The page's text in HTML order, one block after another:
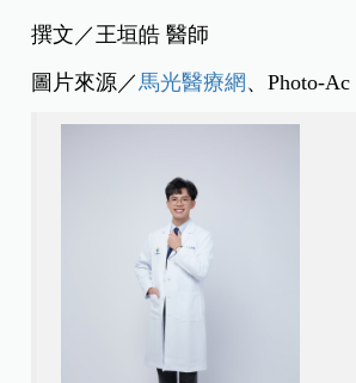
撰文／ 王垣皓 醫師
圖片來源／ 馬光醫療網、Photo-Ac